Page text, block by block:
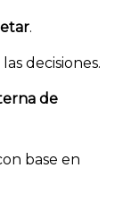
.
decisiones.
de
base en